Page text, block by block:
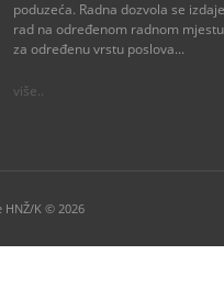
poduzeća. Radna dozvola se
rad na određenom radnom
za određenu vrstu poslova...
više..
HNŽ/K © 2026